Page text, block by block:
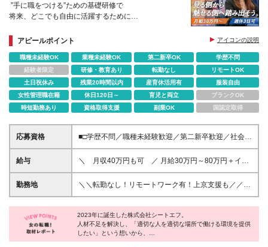
”⼿に職をつける”ための基礎研修で
将来、どこでも自由に活躍するために
アピールポイント
アイコンの説明
職種未経験OK 業種未経験OK 第二新卒OK
学歴不問
経験者限定
研修・教育あり 転勤なし
リモートOK
土日祝休み
残業20時間以内 産育休活用有
服装自由
女性管理職在籍
休日120日～ 育児と両立
ブランクOK
時短勤務あり
資格取得支援 副業OK 国認定取得
応募資格
■□学歴不問／職種未経験歓迎／第二新卒歓迎／社会人
デビューもOK／職務経歴一切不問！ 「WEB・IT業界
でやってみたい！」気持ちがあればチャレンジOKで
歓迎 ※基礎的PCスキルがある方は尚歓迎 ★社会人デ
ビューもOK ★上京も大歓迎 └シェアハウス（社宅）
したい」 「ITってまだよくわからないけど、将来のた
めに挑戦してみたい」 「でも全く知識がない」 「そ
んな自分にできるだろうか」 「英語力もつけてみた
給与
＼ 月収40万円も可 ／ 月給30万円～80万円＋イン
センティブ＋諸手当 ※成果に応じてインセンティブも
あり ※経験・スキルを考慮のうえ、決定します。 ※経
し）となります。 その後は実力により給与が変動。
＼成果に応じて昇給・昇格が可能！！／ 利益はしっ
かり社員に還元する社風なので、 社員満足度も高い
勤務地
＼＼転勤なし！リモートワーク有！上京支援も／／
一都三県を中心とした全国エリア ※希望を考慮し決定
＼移転しました！／ ■本社 東京都港区新橋4-21-3 新
橋東急ビル2F ★リモートワーク実施中 ※プロジェク
トにより変動有 ★ゆくゆくは完全在宅勤務・フルリ
モートワークも可 ★UIターン歓迎 ★直行直帰可 ★シ
2023年に誕生した株式会社シートエフ。
人材不足を解決し、「適切な人を適切な場所で働ける環境を提供
したい」という想いから、
多角的に事業を展開するスタートアップベンチャー企業です。